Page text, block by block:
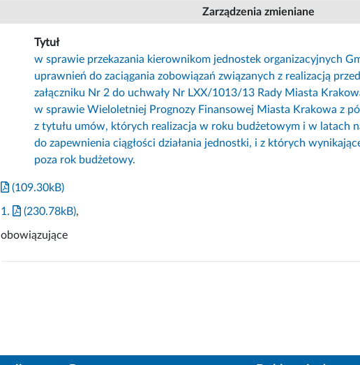
Zarządzenia zmieniane
Tytuł
w sprawie przekazania kierownikom jednostek organizacyjnych
uprawnień do zaciągania zobowiązań związanych z realizacją
załączniku Nr 2 do uchwały Nr LXX/1013/13 Rady Miasta
w sprawie Wieloletniej Prognozy Finansowej Miasta Krakowa z
z tytułu umów, których realizacja w roku budżetowym i w latach
do zapewnienia ciągłości działania jednostki, i z których
poza rok budżetowy.
(109.30kB)
1. (230.78kB),
obowiązujące